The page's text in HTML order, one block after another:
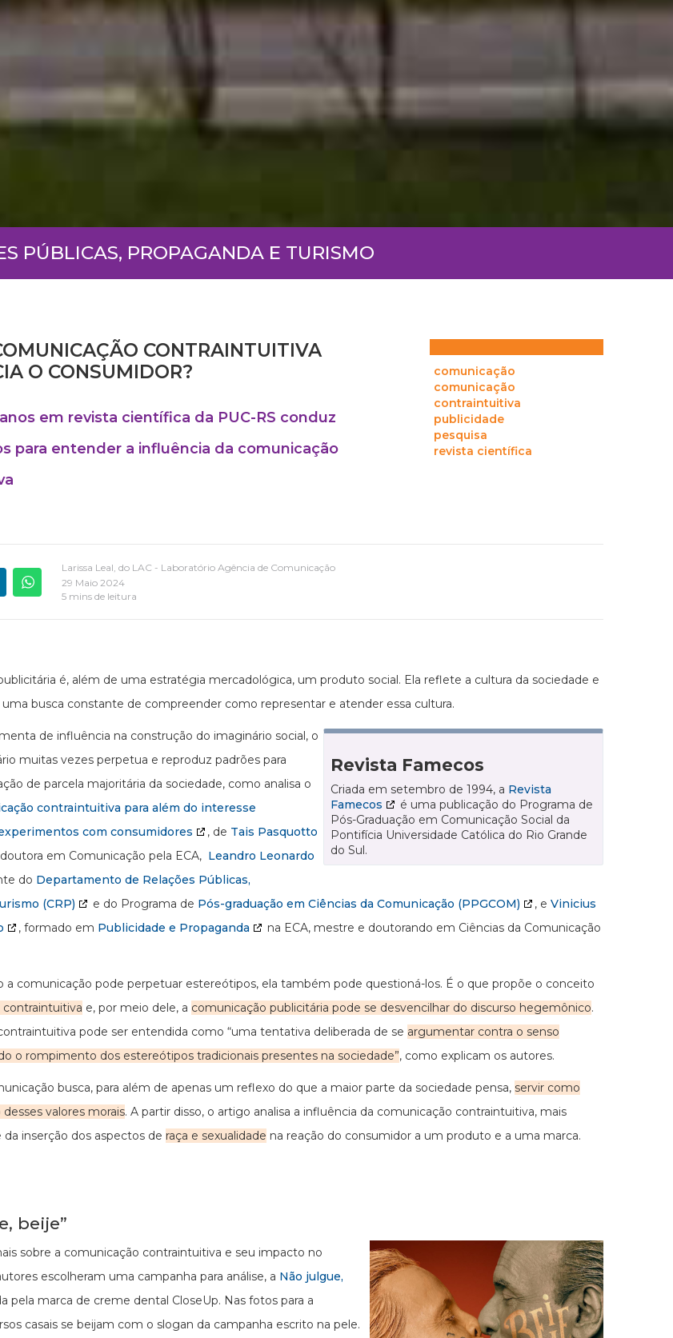
PÚBLICAS, PROPAGANDA E TURISMO
CONTRAINTUITIVA
O CONSUMIDOR?
em revista científica da PUC-RS conduz
para entender a influência da comunicação
comunicação
comunicação
contraintuitiva
publicidade
pesquisa
revista científica
Larissa Leal, do LAC - Laboratório Agência de Comunicação
29 Maio 2024
5 mins de leitura
é, além de uma estratégia mercadológica, um produto social. Ela reflete a cultura da sociedade e
busca constante de compreender como representar e atender essa cultura.
Revista Famecos
Criada em setembro de 1994, a Revista
Famecos
é uma publicação do Programa de
Pós-Graduação em Comunicação Social da
Pontifícia Universidade Católica do Rio Grande
do Sul.
de influência na construção do imaginário social, o
muitas vezes perpetua e reproduz padrões para
de parcela majoritária da sociedade, como analisa o
contraintuitiva para além do interesse
com consumidores
, de Tais Pasquotto
em Comunicação pela ECA, Leandro Leonardo
do Departamento de Relações Públicas,
(CRP)
e do Programa de Pós-graduação em Ciências da Comunicação (PPGCOM) , e Vinicius
, formado em Publicidade e Propaganda
na ECA, mestre e doutorando em Ciências da Comunicação
a comunicação pode perpetuar estereótipos, ela também pode questioná-los. É o que propõe o conceito
e, por meio dele, a comunicação publicitária pode se desvencilhar do discurso hegemônico.
pode ser entendida como “uma tentativa deliberada de se argumentar contra o senso
o rompimento dos estereótipos tradicionais presentes na sociedade”, como explicam os autores.
busca, para além de apenas um reflexo do que a maior parte da sociedade pensa, servir como
valores morais. A partir disso, o artigo analisa a influência da comunicação contraintuitiva, mais
inserção dos aspectos de raça e sexualidade na reação do consumidor a um produto e a uma marca.
beije”
sobre a comunicação contraintuitiva e seu impacto no
escolheram uma campanha para análise, a Não julgue,
pela marca de creme dental CloseUp. Nas fotos para a
casais se beijam com o slogan da campanha escrito na pele.